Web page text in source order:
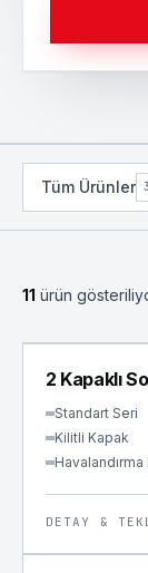
Tüm Ürünler
11 ürün
SOYUNMA
2 Kapaklı
Standart Seri
Kilitli Kapak
DETAY &